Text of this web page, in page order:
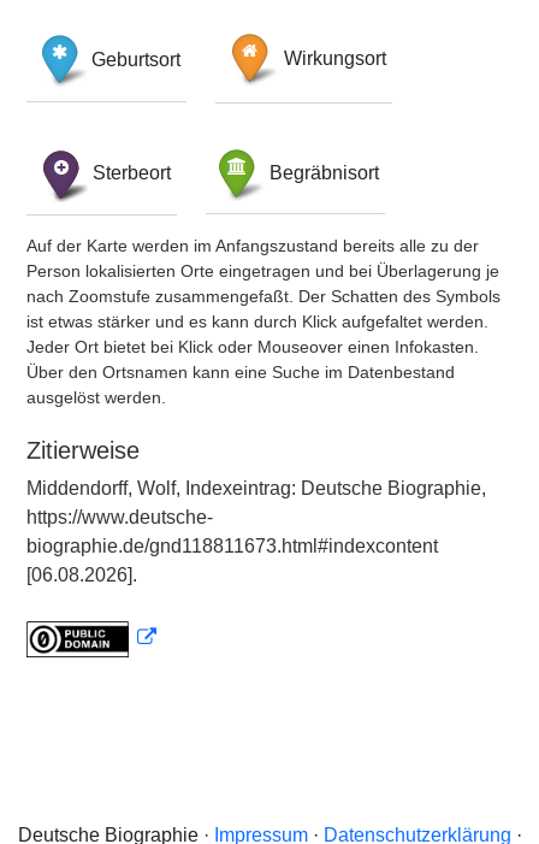
Geburtsort Wirkungsort
Sterbeort Begräbnisort
Auf der Karte werden im Anfangszustand bereits alle zu der
Person lokalisierten Orte eingetragen und bei Überlagerung je
nach Zoomstufe zusammengefaßt. Der Schatten des Symbols
ist etwas stärker und es kann durch Klick aufgefaltet werden.
Jeder Ort bietet bei Klick oder Mouseover einen Infokasten.
Über den Ortsnamen kann eine Suche im Datenbestand
ausgelöst werden.
Zitierweise
Middendorff, Wolf, Indexeintrag: Deutsche Biographie,
https://www.deutsche-
biographie.de/gnd118811673.html#indexcontent
[06.08.2026].
Deutsche Biographie · Impressum· Datenschutzerklärung ·